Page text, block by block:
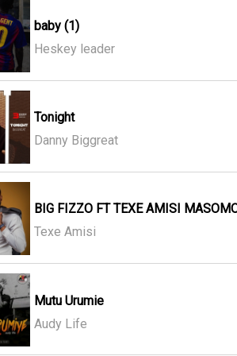
baby (1)
Heskey leader
Tonight
Danny Biggreat
BIG FIZZO FT TEXE AMISI
Texe Amisi
Mutu Urumie
Audy Life